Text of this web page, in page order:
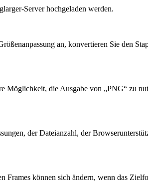
Server hochgeladen werden.
an, konvertieren Sie den
die Ausgabe von „PNG“ zu
der Dateianzahl, der
können sich ändern, wenn das